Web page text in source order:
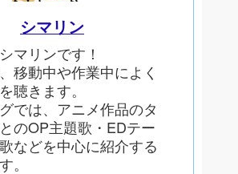
シマリン
マリンです！
移動中や作業中によく
聴きます。
では、アニメ作品のタ
のOP主題歌・EDテー
などを中心に紹介する
。